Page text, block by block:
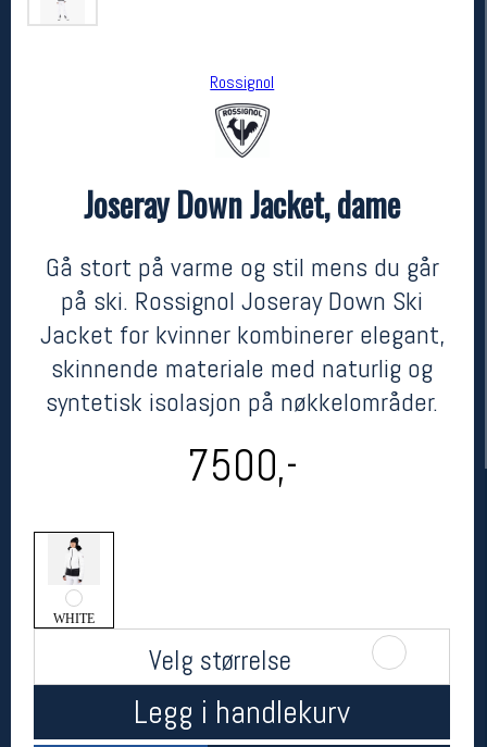
Rossignol
Joseray Down Jacket, dame
Gå stort på varme og stil mens du går
på ski. Rossignol Joseray Down Ski
Jacket for kvinner kombinerer elegant,
skinnende materiale med naturlig og
syntetisk isolasjon på nøkkelområder.
7500,-
WHITE
Velg størrelse
Legg i handlekurv
Rossignol
kr 7500
Her finner du oss
Oslo Sportslager
Torggata 20
Telefon: 23 32 62 00
(telefontid man-fredag klokken 10-13)
Vis i kart